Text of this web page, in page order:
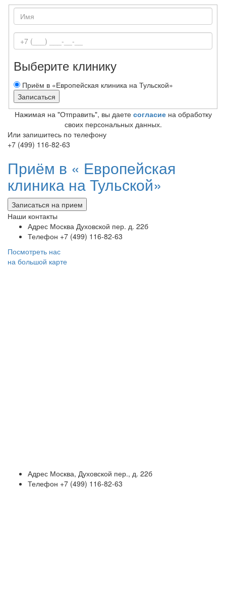
Выберите клинику
Приём в «Европейская клиника на Тульской»
Нажимая на "Отправить", вы даете согласиена обработку
своих персональных данных.
Или запишитесь по телефону
+7 (499) 116-82-63
Приём в « Европейская
клиника на Тульской»
Записаться на прием
Наши контакты
Адрес Москва Духовской пер. д. 22б
Телефон +7 (499) 116-82-63
Посмотреть нас
на большой карте
Адрес Москва, Духовской пер., д. 22б
Телефон +7 (499) 116-82-63